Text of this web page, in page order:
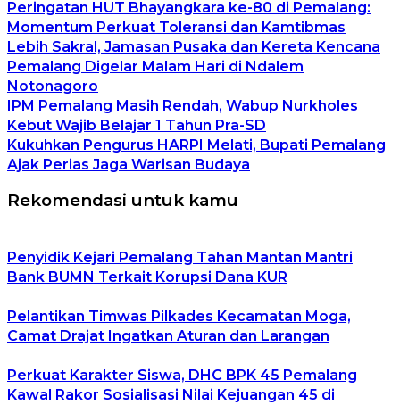
Peringatan HUT Bhayangkara ke-80 di Pemalang:
Momentum Perkuat Toleransi dan Kamtibmas
Lebih Sakral, Jamasan Pusaka dan Kereta Kencana
Pemalang Digelar Malam Hari di Ndalem
Notonagoro
IPM Pemalang Masih Rendah, Wabup Nurkholes
Kebut Wajib Belajar 1 Tahun Pra-SD
Kukuhkan Pengurus HARPI Melati, Bupati Pemalang
Ajak Perias Jaga Warisan Budaya
Rekomendasi untuk kamu
Penyidik Kejari Pemalang Tahan Mantan Mantri
Bank BUMN Terkait Korupsi Dana KUR
Pelantikan Timwas Pilkades Kecamatan Moga,
Camat Drajat Ingatkan Aturan dan Larangan
Perkuat Karakter Siswa, DHC BPK 45 Pemalang
Kawal Rakor Sosialisasi Nilai Kejuangan 45 di